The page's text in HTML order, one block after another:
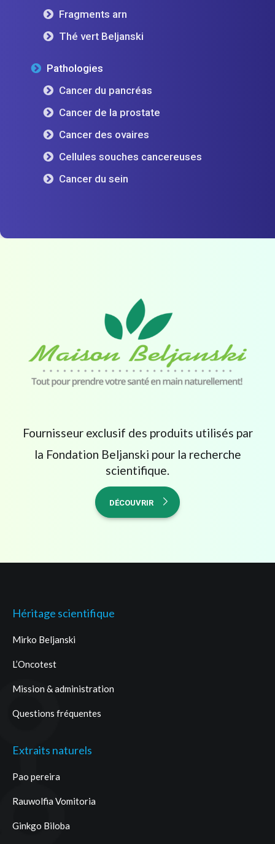
Fragments arn
Thé vert Beljanski
Pathologies
Cancer du pancréas
Cancer de la prostate
Cancer des ovaires
Cellules souches cancereuses
Cancer du sein
Fournisseur exclusif des produits utilisés par
la Fondation Beljanski pour la recherche
scientifique.
DÉCOUVRIR
Héritage scientifique
Mirko Beljanski
L’Oncotest
Mission & administration
Questions fréquentes
Extraits naturels
Pao pereira
Rauwolfia Vomitoria
Ginkgo Biloba